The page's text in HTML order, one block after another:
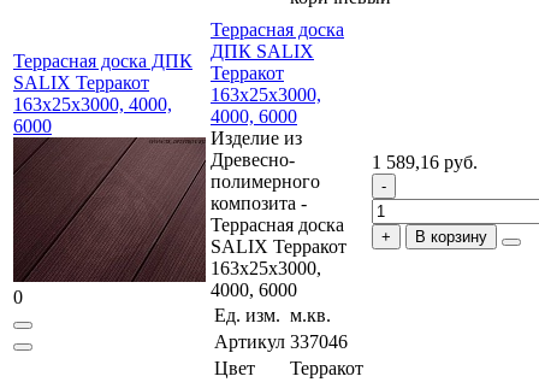
Террасная доска ДПК
SALIX Терракот
163x25x3000, 4000,
6000
0
Террасная доска
ДПК SALIX
Терракот
163x25x3000,
4000, 6000
Изделие из
Древесно-
полимерного
композита -
Террасная доска
SALIX Терракот
163x25x3000,
4000, 6000
Ед. изм. м.кв.
Артикул 337046
Цвет
Терракот
1 589,16 руб.
В корзину